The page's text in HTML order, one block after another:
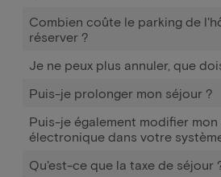
Combien coûte le parking de
réserver ?
Je ne peux plus annuler, que
Puis-je prolonger mon séjour ?
Puis-je également modifier mon
électronique dans votre
Qu'est-ce que la taxe de séjour